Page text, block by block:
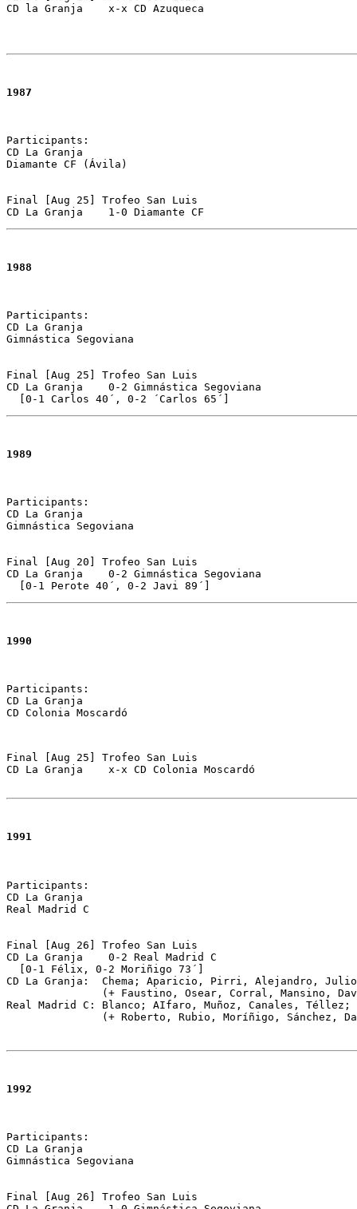
CD la Granja	x-x CD Azuqueca
1987
Participants:
CD La Granja
Diamante CF (Ávila)
Final [Aug 25] Trofeo San Luis
CD La Granja	1-0 Diamante CF
1988
Participants:
CD La Granja
Gimnástica Segoviana
Final [Aug 25] Trofeo San Luis
CD La Granja	0-2 Gimnástica Segoviana
  [0-1 Carlos 40´, 0-2 ´Carlos 65´]
1989
Participants:
CD La Granja
Gimnástica Segoviana
Final [Aug 20] Trofeo San Luis
CD La Granja	0-2 Gimnástica Segoviana
1990
Participants:
CD La Granja
CD Colonia Moscardó
Final [Aug 25] Trofeo San Luis
CD La Granja	x-x CD Colonia Moscardó
1991
Participants:
CD La Granja
Real Madrid C
Final [Aug 26] Trofeo San Luis
CD La Granja	0-2 Real Madrid C
  [0-1 Félix, 0-2 Moriñigo 73´]
CD La Granja:  Chema; Aparicio, Pirri, Alejandro,
(+ Faustino, Osear, Corral, Mansino,
Real Madrid C: Blanco; AIfaro, Muñoz, Canales,
(+ Roberto, Rubio, Moríñigo, Sánchez,
1992
Participants:
CD La Granja
Gimnástica Segoviana
Final [Aug 26] Trofeo San Luis